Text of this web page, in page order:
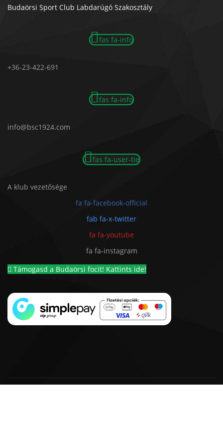
Budaörsi Sport Club Labdarúgó Szakosztály
fas fa-info
+36-23-422-691
fas fa-info
info@bsc1924.com
fas fa-user-tie
A klub vezetősége
fa fa-facebook-official
fab fa-x-twitter
fa fa-youtube
fa fa-instagram
Támogasd a Budaörsi focit! Kattints ide!